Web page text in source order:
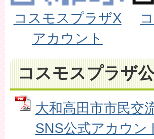
コスモスプラザX
アカウント
コスモスプラザ
大和高田市市民交
SNS公式アカウン